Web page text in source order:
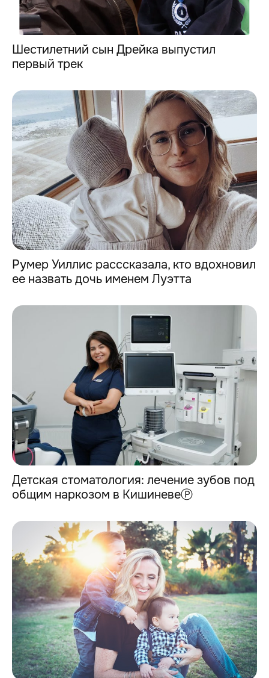
Шестилетний сын Дрейка выпустил
первый трек
Румер Уиллис расссказала, кто вдохновил
ее назвать дочь именем Луэтта
Детская стоматология: лечение зубов под
общим наркозом в КишиневеⓅ